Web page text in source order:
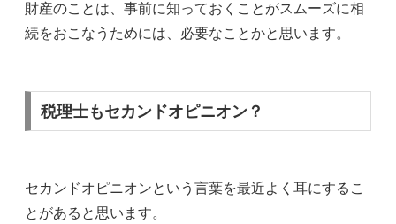
財産のことは、事前に知っておくことがスムーズに相
続をおこなうためには、必要なことかと思います。
税理士もセカンドオピニオン？
セカンドオピニオンという言葉を最近よく耳にするこ
とがあると思います。